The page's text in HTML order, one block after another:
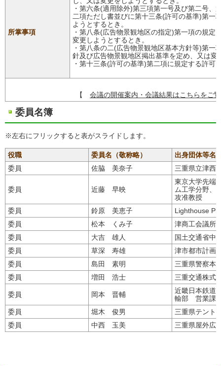
所掌事項
・第六条(適用除外)第三項第一号及び第二号、
二項ただし書並びに第十三条(許可の基準)第一
ようとするとき。
・第八条(広告物景観地区の指定)第一項の規定
変更しようとするとき。
・第八条の二(広告物景観地区基本方針等)第一
針及び広告物景観地区掲出基準を定め、又は変
・第十三条(許可の基準)第二項に規定する許可
【 会議の開催案内・会議結果はこちらをご
委員名簿
※左右にフリックすると表がスライドします。
役職 委員名（敬称略）
出身団体等名
委員
佐脇 美奈子 三重県立津西
委員 近藤 早映
東京大学先端
ム工学分野、
攻准教授
委員
鈴原 美恵子
Lighthouse
委員
松本 くみ子
津商工会議所
委員
大吉 雄人
国土交通省中
委員
草深 寿雄
津市都市計画
委員
島田 素明
三重県警察本
委員
増田 浩士 三重交通株式
委員 岡本 晋輔
近畿日本鉄
輸部 営業課
委員
堀木 俊男
三重県テント
委員
中西 玉美 三重県屋外広